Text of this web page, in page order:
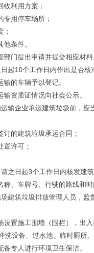
利用方案；
用停车场所；
条件。
门提出申请并提交相应材料
10个工作日内作出是否核
的车辆予以登记。
资质证情况向社会公示。
企业承运建筑垃圾前，应
的建筑垃圾承运合同；
许可；
日起3个工作日内核发建筑
、车牌号、行驶的路线和
筑垃圾排放管理人员，监
置施工围墙（围栏），出入
洗设备、过水池、临时厕所
专人进行环境卫生保洁。